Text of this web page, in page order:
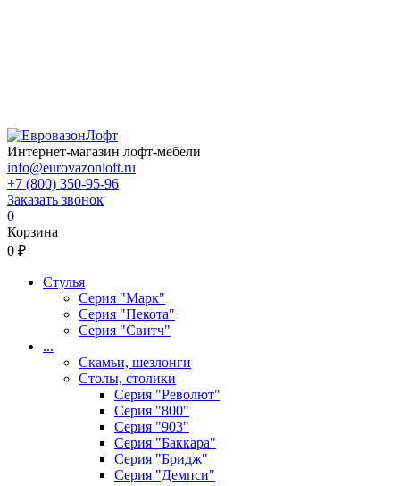
Интернет-магазин лофт-мебели
info@eurovazonloft.ru
+7 (800) 350-95-96
Заказать звонок
0
Корзина
0 ₽
Стулья
Серия "Марк"
Серия "Пекота"
Серия "Свитч"
...
Скамьи, шезлонги
Столы, столики
Серия "Револют"
Серия "800"
Серия "903"
Серия "Баккара"
Серия "Бридж"
Серия "Демпси"